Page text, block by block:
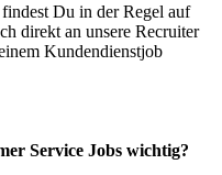
Du in der Regel auf
direkt an unsere Recruiter
Kundendienstjob
Service Jobs wichtig?